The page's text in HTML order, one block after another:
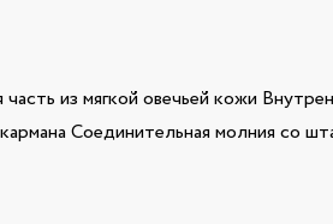
мягкой овечьей кожи
Соединительная молния со